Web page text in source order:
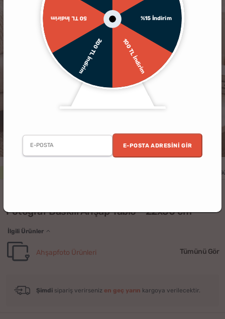
%15 İndirim
100 TL İndirim
200 TL İndirim
50 TL İndirim
E-POSTA ADRESINI GIR
Sevgililer
Fotoğraf Baskılı Ahşap Tablo - 22x30 cm
İlgili Ürünler
Ahşapfoto Ürünleri Tümünü Gör
Şimdi sipariş verirseniz en geç yarın kargoya verilecektir.